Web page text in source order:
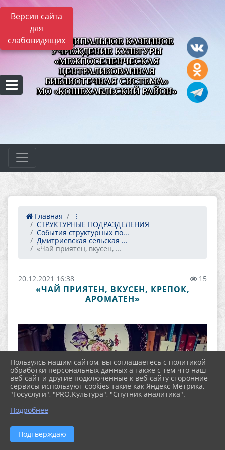
Версия сайта
для
слабовидящихМУНИЦИПАЛЬНОЕ КАЗЕННОЕ
УЧРЕЖДЕНИЕ КУЛЬТУРЫ
«МЕЖПОСЕЛЕНЧЕСКАЯ
ЦЕНТРАЛИЗОВАННАЯ
БИБЛИОТЕЧНАЯ СИСТЕМА»
МО «КОШЕХАБЛЬСКИЙ РАЙОН»
Главная
⋮
СТРУКТУРНЫЕ ПОДРАЗДЕЛЕНИЯ
События структурных по...
Дмитриевская сельская ...
«Чай приятен, вкусен, ...
20.12.2021 16:38 15
«ЧАЙ ПРИЯТЕН, ВКУСЕН, КРЕПОК,
АРОМАТЕН»
Пользуясь нашим сайтом, вы соглашаетесь с политикой
обработки персональных данных а также с тем что наш
веб-сайт и другие подключенные к веб-сайту сторонние
сервисы используют cookies такие как Яндекс Метрика,
"Госуслуги", "PRO.Культура", "Спутник аналитика".
Подробнее
Подтверждаю